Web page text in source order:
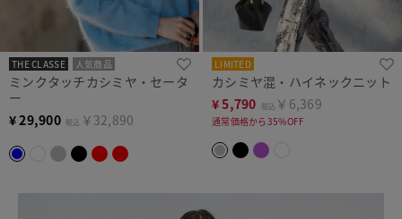
THE CLASSE 人気商品
ミンクタッチカシミヤ・セータ
ー
¥29,900 税込 ￥32,890
LIMITED
カシミヤ混・ハイネックニット
¥5,790 税込 ￥6,369
通常価格から35%OFF